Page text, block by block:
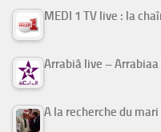
MEDI 1 TV live : la
Arrabiâ live –